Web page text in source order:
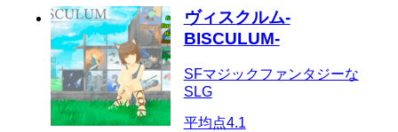
ヴィスクルム-
BISCULUM-
SFマジックファンタジーな
SLG
平均点4.1